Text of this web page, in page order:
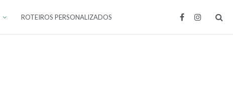
ROTEIROS PERSONALIZADOS